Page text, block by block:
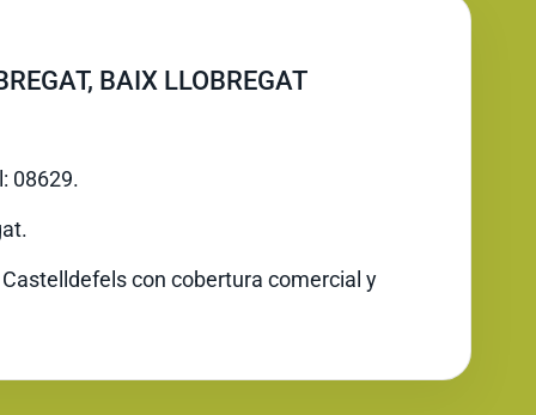
BAIX LLOBREGAT
08629.
con cobertura comercial y